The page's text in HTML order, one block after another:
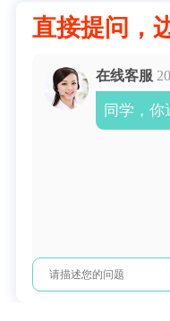
直接提问，
在线客服
同学，你